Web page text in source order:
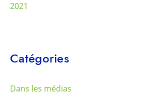
2021
Catégories
Dans les médias